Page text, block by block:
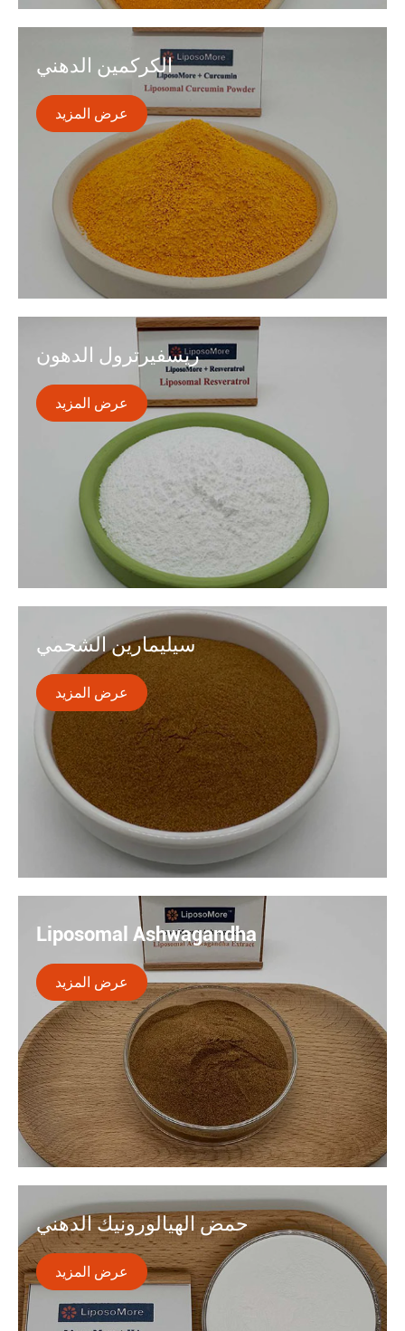
خلايا الجسم. تقنية توصيل الدهون تغلف الإنزيم المساعد Q10
في جزيئات الدهون (الدهون) ، وتشكل حويصلات صغيرة
تحاكي أغشية خلايا الجسم.
الكركمين الدهني
عرض المزيد
الكركمين هو مركب طبيعي مع خصائص صحية مضادة
للأكسدة و jointh. نظام توصيل الدهون لدينا يعزز فوائد هذا
المركب القوي. من خلال دمج الكركمين الشحمي في روتينك
ريسفيرترول الدهون
عرض المزيد
ريسفراترول هو مادة كيميائية نباتية تحدث بشكل طبيعي. إنه
غير قابل للذوبان في الماء ويصعب امتصاصه. تكنولوجيا
الجسيمات الدهنية لدينا تغلف ريسفراترول في طبقة ثنائية
للدهون ، مما يزيد الامتصاص النسبي بحوالي 14 مرة.

سيليمارين الشحمي
عرض المزيد
سيليمارين هو مركب فلافونويد طبيعي مستخرج من بذور
شوك الحليب. تقنية الليبوسوم تغلف السيليمارين في طبقة
ثنائية للدهون. وقد أظهرت التجارب أن سيليمارين الليبوسوم

Liposomal Ashwagandha
عرض المزيد
ودعم الإجهاد. هذا المستخلص المتكيف ، المغطى في
الجسيمات الشحمية ، يعزز الهدوء وتوازن الطاقة والمرونة
حمض الهيالورونيك الدهني
عرض المزيد